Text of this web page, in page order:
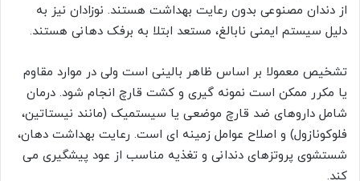
از دندان مصنوعی بدون رعایت بهداشت هستند. نوزادان نیز به
دلیل سیستم ایمنی نابالغ، مستعد ابتلا به برفک دهانی هستند.
تشخیص معمولا بر اساس ظاهر بالینی است ولی در موارد مقاوم
یا مکرر ممکن است نمونه گیری و کشت قارچ انجام شود. درمان
شامل داروهای ضد قارچ موضعی یا سیستمیک (مانند نیستاتین،
فلوکونازول) و اصلاح عوامل زمینه ای است. رعایت بهداشت دهان،
شستشوی پروتزهای دندانی و تغذیه مناسب از عود پیشگیری می
کند.